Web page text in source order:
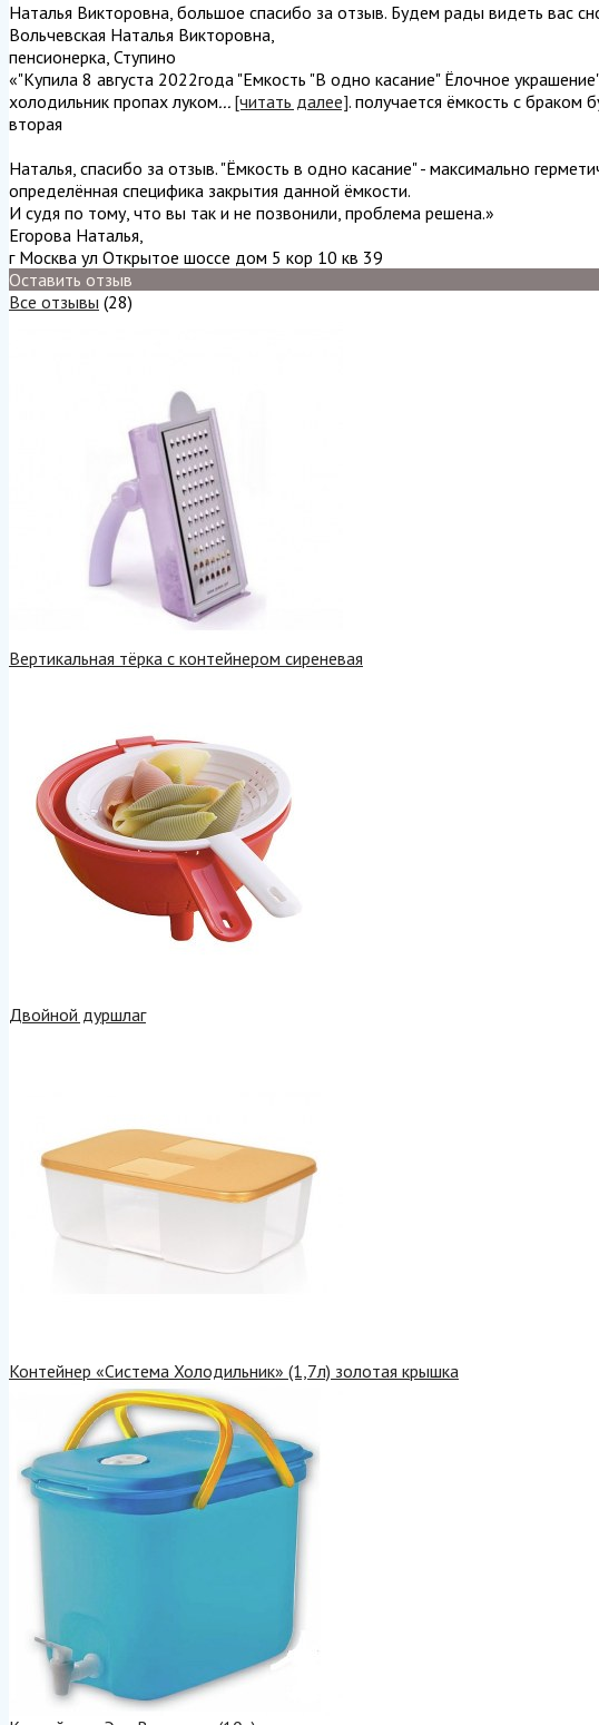
Наталья Викторовна, большое спасибо за отзыв. Будем рады видеть вас
Вольчевская Наталья Викторовна,
пенсионерка, Ступино
«"Купила 8 августа 2022года "Емкость "В одно касание" Ёлочное
холодильник пропах луком... [читать далее]. получается ёмкость с браком
вторая
Наталья, спасибо за отзыв. "Ёмкость в одно касание" - максимально
определённая специфика закрытия данной ёмкости.
И судя по тому, что вы так и не позвонили, проблема решена.»
Егорова Наталья,
г Москва ул Открытое шоссе дом 5 кор 10 кв 39
Оставить отзыв
Все отзывы (28)
Вертикальная тёрка с контейнером сиреневая
Двойной дуршлаг
Контейнер «Система Холодильник» (1,7л) золотая крышка